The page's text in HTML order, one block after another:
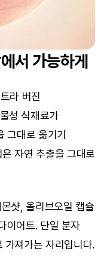
서 가능하게
라 버진
성 식재료가
그대로 옮기기
자연 추출을 그대로
샷, 올리브오일 캡슐
이어트. 단일 분자
가져가는 자리입니다.